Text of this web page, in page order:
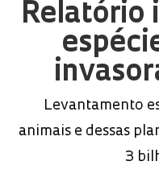
Relatório
Levantamento
animais e dessas
3